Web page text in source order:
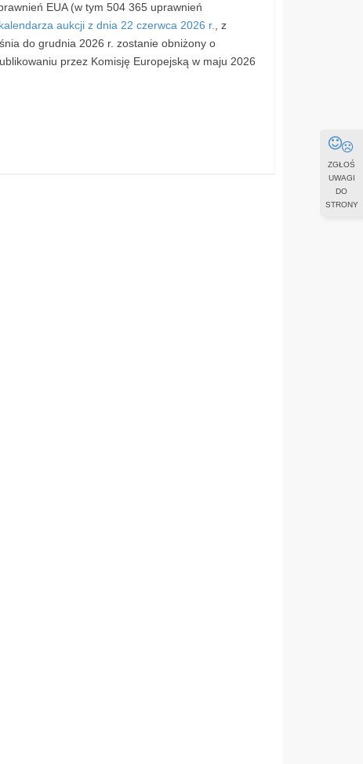
EUA (w tym 504 365 uprawnień
aukcji z dnia 22 czerwca 2026 r.
, z
do grudnia 2026 r. zostanie obniżony o
przez Komisję Europejską w maju 2026
ZGŁOŚ
UWAGI
DO
STRONY